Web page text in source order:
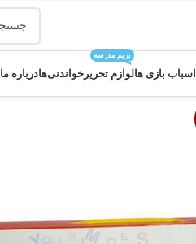
اسباب بازی هالوازم تحریر
بریم مدرسه
خواندنی‌هادرباره ما